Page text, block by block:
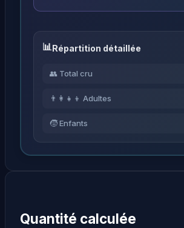
Répartition détaillée
👥 Total cru
👨‍👩‍👧‍👦 Adultes
🧒 Enfants
Quantité calculée